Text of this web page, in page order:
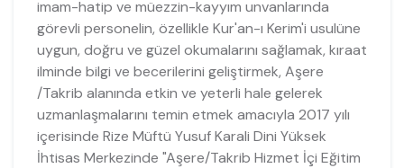
imam-hatip ve müezzin-kayyım unvanlarında
görevli personelin, özellikle Kur'an-ı Kerim'i usulüne
uygun, doğru ve güzel okumalarını sağlamak, kıraat
ilminde bilgi ve becerilerini geliştirmek, Aşere
/Takrib alanında etkin ve yeterli hale gelerek
uzmanlaşmalarını temin etmek amacıyla 2017 yılı
içerisinde Rize Müftü Yusuf Karali Dini Yüksek
İhtisas Merkezinde "Aşere/Takrib Hizmet İçi Eğitim